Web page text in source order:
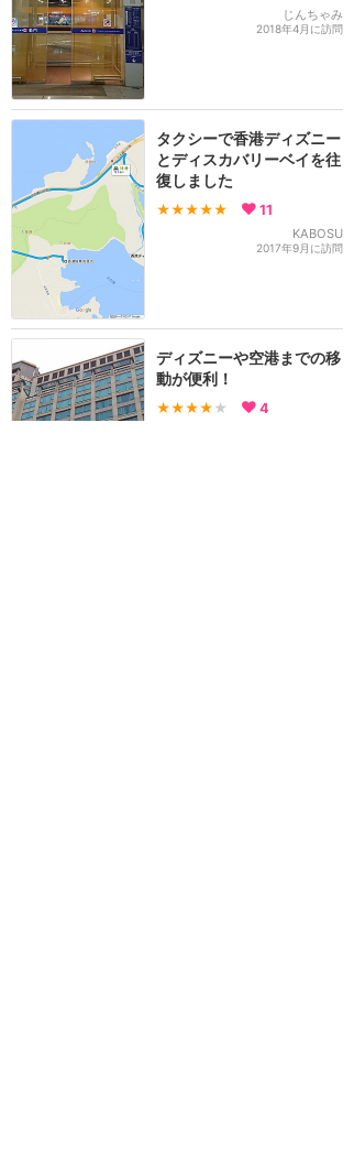
じんちゃみ
2018年4月に訪問
タクシーで香港ディズニー
とディスカバリーベイを往
復しました
★★★★★ 11
KABOSU
2017年9月に訪問
ディズニーや空港までの移
動が便利！
★★★★ ★ 4